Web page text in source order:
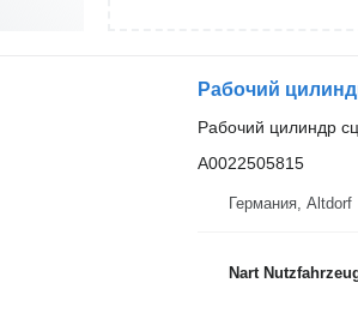
Рабочий цилиндр
A0022505815
Германия, Altdorf
Nart